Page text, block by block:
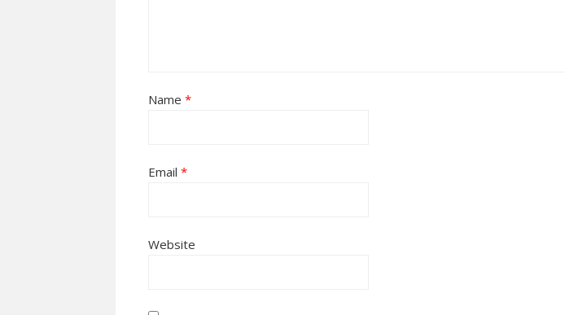
Name *
Email *
Website